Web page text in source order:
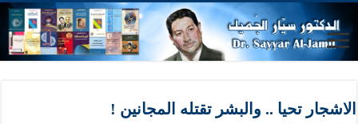
الاشجار تحيا .. والبشر تقتله المجانين !